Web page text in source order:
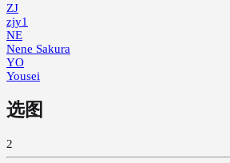
ZJ
zjy1
NE
Nene Sakura
YO
Yousei
选图
2